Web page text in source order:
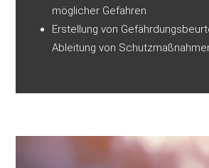
möglicher Gefahren
Erstellung von
Ableitung von